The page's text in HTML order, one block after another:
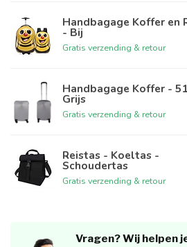
Handbagage Koffer en
- Bij
Gratis verzending & retour
Handbagage Koffer -
Grijs
Gratis verzending & retour
Reistas - Koeltas -
Schoudertas
Gratis verzending & retour
Vragen? Wij helpen